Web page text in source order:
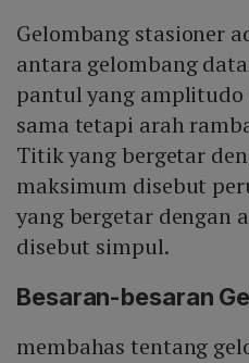
Gelombang stasioner
antara gelombang
pantul yang amplitudo
sama tetapi arah
Titik yang bergetar
maksimum disebut
yang bergetar dengan
disebut simpul.
Besaran-besaran
membahas tentang